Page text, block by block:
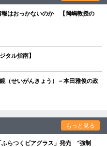
報はおっかないのか 【岡嶋教授の
ル指南】
（せいがんきょう）－本田雅俊の政
もっと見る
ふらつくビアグラス」発売 “強制